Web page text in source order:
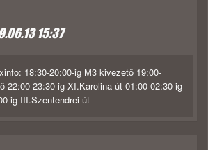
15:37
18:30-20:00-ig M3 kivezető 19:00-
22:00-23:30-ig XI.Karolina út 01:00-02:30-ig
ig III.Szentendrei út